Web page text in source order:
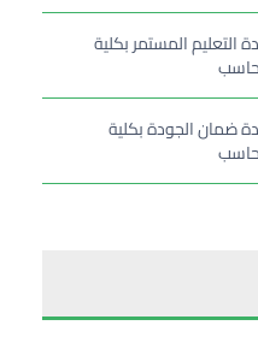
المستمر بكلية
ضمان الجودة بكلية